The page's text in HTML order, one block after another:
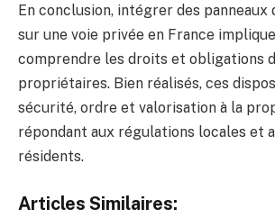
En conclusion, intégrer des panneaux
sur une voie privée en France
comprendre les droits et obligations
propriétaires. Bien réalisés, ces
sécurité, ordre et valorisation à la
répondant aux régulations locales et
résidents.
Articles Similaires: